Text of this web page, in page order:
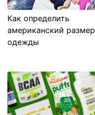
Как определить
американский размер
одежды